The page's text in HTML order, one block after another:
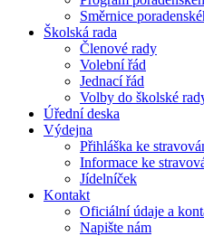
Směrnice
Školská rada
Členové rady
Volební řád
Jednací řád
Volby do školské
Úřední deska
Výdejna
Přihláška ke
Informace ke
Jídelníček
Kontakt
Oficiální údaje a
Napište nám